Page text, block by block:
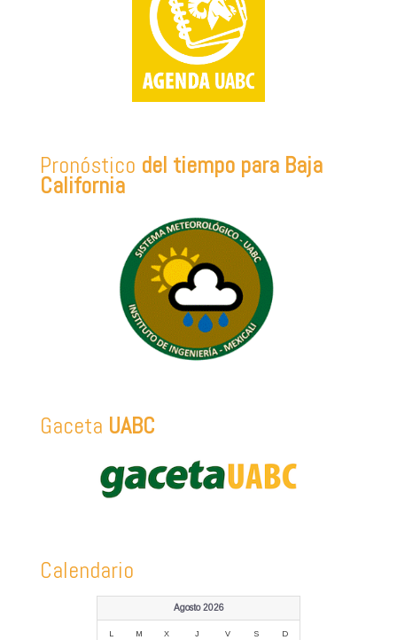
Pronóstico del tiempo para Baja
California
Gaceta UABC
Calendario
Agosto 2026
L M X J V S D